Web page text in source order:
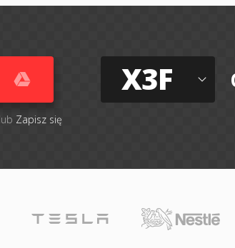
Zapisz się
X3F